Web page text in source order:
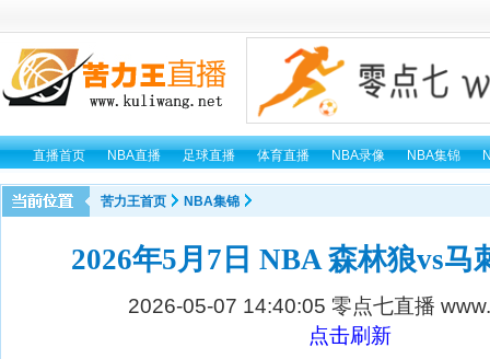
直播首页 NBA直播 足球直播 体育直播 NBA录像 NBA集锦
苦力王首页 NBA集锦
2026年5月7日 NBA 森林狼vs马
2026-05-07 14:40:05 零点七直播
点击刷新